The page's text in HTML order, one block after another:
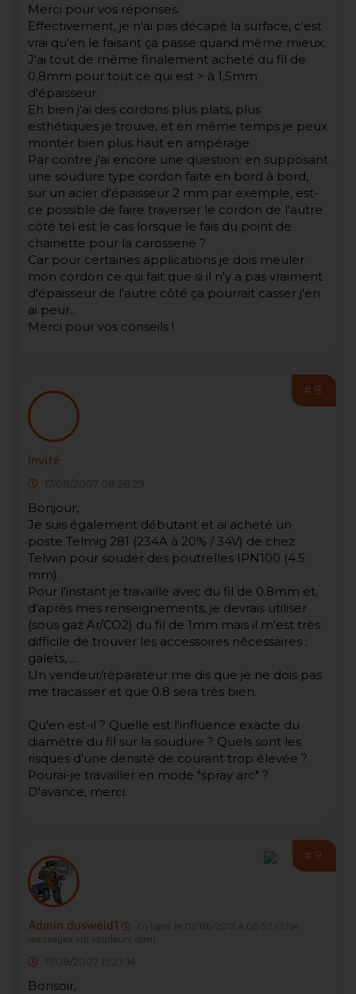
Merci pour vos réponses.
Effectivement, je n'ai pas décapé la surface, c'est
vrai qu'en le faisant ça passe quand même mieux.
J'ai tout de même finalement acheté du fil de
0,8mm pour tout ce qui est > à 1,5mm
d'épaisseur.
Eh bien j'ai des cordons plus plats, plus
esthétiques je trouve, et en même temps je peux
monter bien plus haut en ampérage.
Par contre j'ai encore une question: en supposant
une soudure type cordon faite en bord à bord,
sur un acier d'épaisseur 2 mm par exemple, est-
ce possible de faire traverser le cordon de l'autre
côté tel est le cas lorsque le fais du point de
chainette pour la carosserie ?
Car pour certaines applications je dois meuler
mon cordon ce qui fait que si il n'y a pas vraiment
d'épaisseur de l'autre côté ça pourrait casser j'en
ai peur...
Merci pour vos conseils !
#8
Invité
17/08/2007 08:28:29
Bonjour,
Je suis également débutant et ai acheté un
poste Telmig 281 (234A à 20% / 34V) de chez
Telwin pour souder des poutrelles IPN100 (4.5
mm).
Pour l'instant je travaille avec du fil de 0.8mm et,
d'après mes renseignements, je devrais utiliser
(sous gaz Ar/CO2) du fil de 1mm mais il m'est très
difficile de trouver les accessoires nécessaires :
galets, ...
Un vendeur/réparateur me dis que je ne dois pas
me tracasser et que 0.8 sera très bien.
Qu'en est-il ? Quelle est l'influence exacte du
diamètre du fil sur la soudure ? Quels sont les
risques d'une densité de courant trop élevée ?
Pourai-je travailler en mode "spray arc" ?
D'avance, merci.
#9
Admin dusweld1 En ligne le 02/06/2012 à 06:57
(3734
messages sur soudeurs.com)
17/08/2007 15:23:14
Bonsoir,